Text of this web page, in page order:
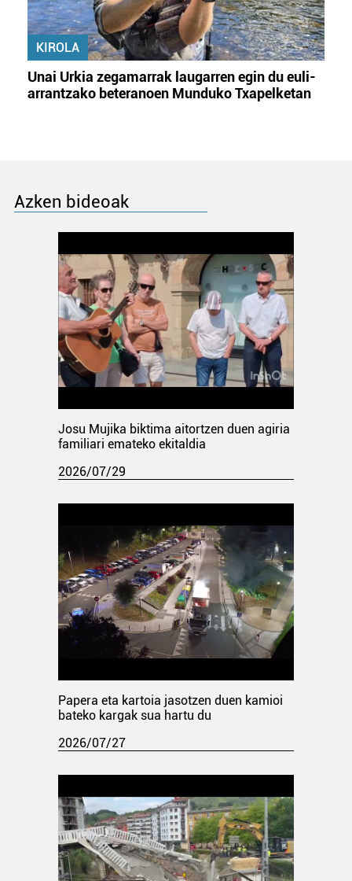
KIROLA
Unai Urkia zegamarrak laugarren egin du euli-
arrantzako beteranoen Munduko Txapelketan
Azken bideoak
Josu Mujika biktima aitortzen duen agiria
familiari emateko ekitaldia
2026/07/29
Papera eta kartoia jasotzen duen kamioi
bateko kargak sua hartu du
2026/07/27